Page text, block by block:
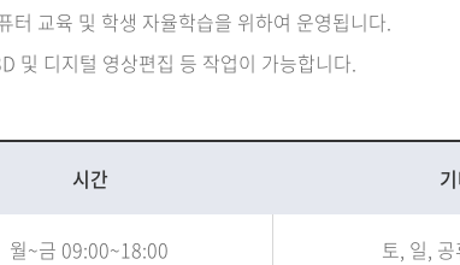
교육 및 학생 자율학습을 위하여 운영됩니다.
및 디지털 영상편집 등 작업이 가능합니다.
시간
월~금 09:00~18:00 토, 일,